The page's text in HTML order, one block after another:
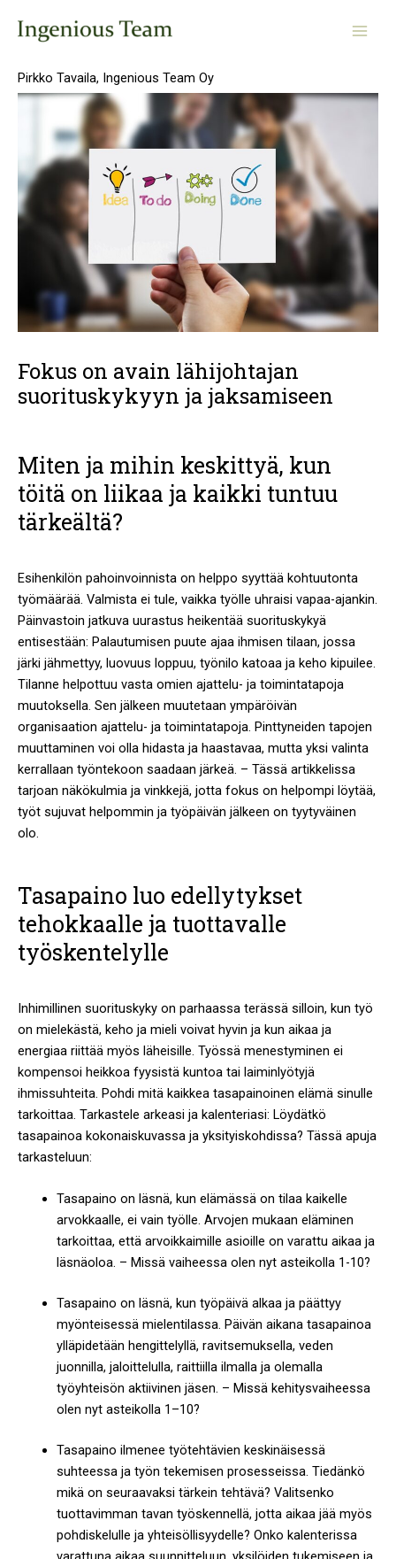
Pirkko Tavaila, Ingenious Team Oy
Fokus on avain lähijohtajan
suorituskykyyn ja jaksamiseen
Miten ja mihin keskittyä, kun
töitä on liikaa ja kaikki tuntuu
tärkeältä?
Esihenkilön pahoinvoinnista on helppo syyttää kohtuutonta
työmäärää. Valmista ei tule, vaikka työlle uhraisi vapaa-ajankin.
Päinvastoin jatkuva uurastus heikentää suorituskykyä
entisestään: Palautumisen puute ajaa ihmisen tilaan, jossa
järki jähmettyy, luovuus loppuu, työnilo katoaa ja keho kipuilee.
Tilanne helpottuu vasta omien ajattelu- ja toimintatapoja
muutoksella. Sen jälkeen muutetaan ympäröivän
organisaation ajattelu- ja toimintatapoja. Pinttyneiden tapojen
muuttaminen voi olla hidasta ja haastavaa, mutta yksi valinta
kerrallaan työntekoon saadaan järkeä. – Tässä artikkelissa
tarjoan näkökulmia ja vinkkejä, jotta fokus on helpompi löytää,
työt sujuvat helpommin ja työpäivän jälkeen on tyytyväinen
olo.
Tasapaino luo edellytykset
tehokkaalle ja tuottavalle
työskentelylle
Inhimillinen suorituskyky on parhaassa terässä silloin, kun työ
on mielekästä, keho ja mieli voivat hyvin ja kun aikaa ja
energiaa riittää myös läheisille. Työssä menestyminen ei
kompensoi heikkoa fyysistä kuntoa tai laiminlyötyjä
ihmissuhteita. Pohdi mitä kaikkea tasapainoinen elämä sinulle
tarkoittaa. Tarkastele arkeasi ja kalenteriasi: Löydätkö
tasapainoa kokonaiskuvassa ja yksityiskohdissa? Tässä apuja
tarkasteluun:
Tasapaino on läsnä, kun elämässä on tilaa kaikelle
arvokkaalle, ei vain työlle. Arvojen mukaan eläminen
tarkoittaa, että arvoikkaimille asioille on varattu aikaa ja
läsnäoloa. – Missä vaiheessa olen nyt asteikolla 1-10?
Tasapaino on läsnä, kun työpäivä alkaa ja päättyy
myönteisessä mielentilassa. Päivän aikana tasapainoa
ylläpidetään hengittelyllä, ravitsemuksella, veden
juonnilla, jaloittelulla, raittiilla ilmalla ja olemalla
työyhteisön aktiivinen jäsen. – Missä kehitysvaiheessa
olen nyt asteikolla 1–10?
Tasapaino ilmenee työtehtävien keskinäisessä
suhteessa ja työn tekemisen prosesseissa. Tiedänkö
mikä on seuraavaksi tärkein tehtävä? Valitsenko
tuottavimman tavan työskennellä, jotta aikaa jää myös
pohdiskelulle ja yhteisöllisyydelle? Onko kalenterissa
navigation